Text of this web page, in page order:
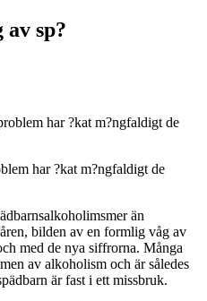
av sp?
har ?kat m?ngfaldigt de
än
bilden av en formlig våg av
med de nya siffrorna. Många
av alkoholism och är således
är fast i ett missbruk.